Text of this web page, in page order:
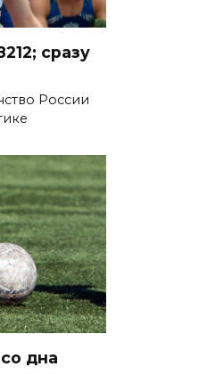
сразу
России
дна